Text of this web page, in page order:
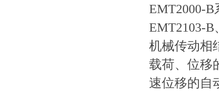
EMT2000-B
EMT2103-
机械传动相
载荷、位移
速位移的自